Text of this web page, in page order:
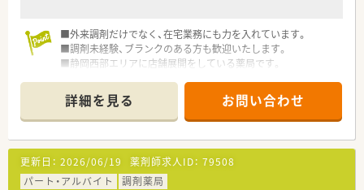
■外来調剤だけでなく、在宅業務にも力を入れています。
■調剤未経験、ブランクのある方も歓迎いたします。
■静岡西部エリアに店舗展開をしている薬局です。
詳細を見る お問い合わせ
更新日： 2026/06/19 薬剤師求人ID： 79508
パート・アルバイト
調剤薬局